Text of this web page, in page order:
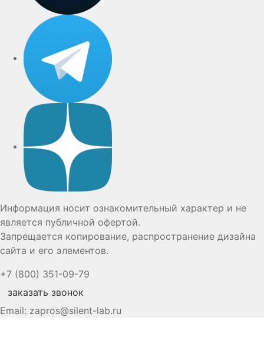
Информация носит ознакомительный характер и не
является публичной офертой.
Запрещается копирование, распространение дизайна
сайта и его элементов.
+7 (800) 351-09-79
заказать звонок
Email: zapros@silent-lab.ru